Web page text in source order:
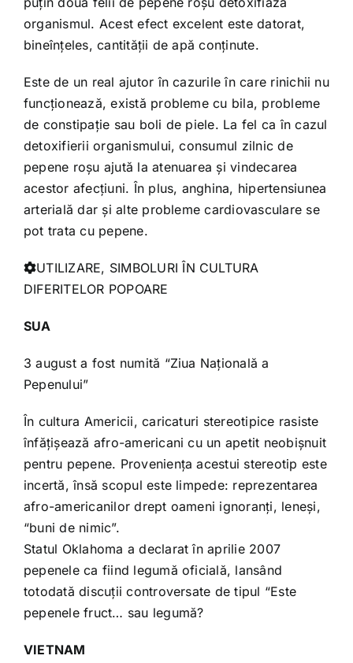
organismul. Acest efect excelent este datorat,
bineînțeles, cantității de apă conținute.
Este de un real ajutor în cazurile în care rinichii nu
funcționează, există probleme cu bila, probleme
de constipație sau boli de piele. La fel ca în cazul
detoxifierii organismului, consumul zilnic de
pepene roșu ajută la atenuarea și vindecarea
acestor afecțiuni. În plus, anghina, hipertensiunea
arterială dar și alte probleme cardiovasculare se
pot trata cu pepene.
UTILIZARE, SIMBOLURI ÎN CULTURA
DIFERITELOR POPOARE
SUA
3 august a fost numită “Ziua Națională a
Pepenului”
În cultura Americii, caricaturi stereotipice rasiste
înfățișează afro-americani cu un apetit neobișnuit
pentru pepene. Proveniența acestui stereotip este
incertă, însă scopul este limpede: reprezentarea
afro-americanilor drept oameni ignoranți, leneși,
“buni de nimic”.
Statul Oklahoma a declarat în aprilie 2007
pepenele ca fiind legumă oficială, lansând
totodată discuții controversate de tipul “Este
pepenele fruct… sau legumă?
VIETNAM